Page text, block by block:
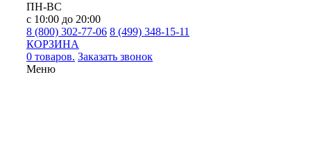
ПН-ВС
с 10:00 до 20:00
8 (800) 302-77-06 8 (499) 348-15-11
КОРЗИНА
0 товаров. Заказать звонок
Меню